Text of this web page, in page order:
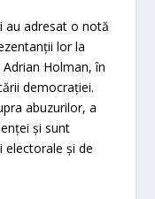
au adresat o notă
lor la
Holman, în
democrației.
abuzurilor, a
și sunt
electorale și de